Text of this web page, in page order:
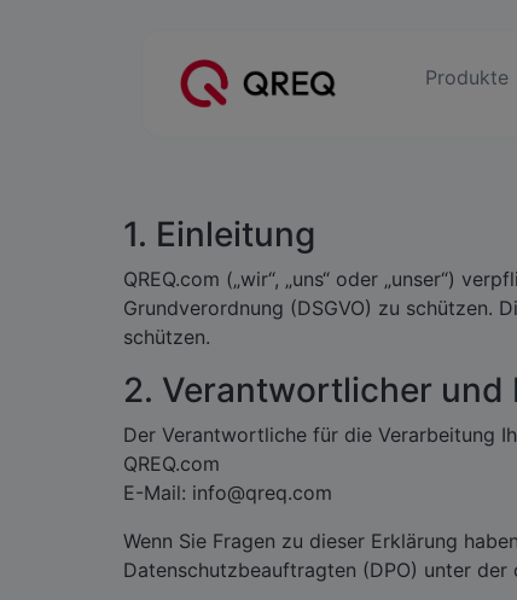
Produkte
1. Einleitung
QREQ.com („wir“, „uns“ oder „unser“)
Grundverordnung (DSGVO) zu schützen.
schützen.
2. Verantwortlicher
Der Verantwortliche für die Verarbeitung
QREQ.com
E-Mail: info@qreq.com
Wenn Sie Fragen zu dieser Erklärung
Datenschutzbeauftragten (DPO) unter der